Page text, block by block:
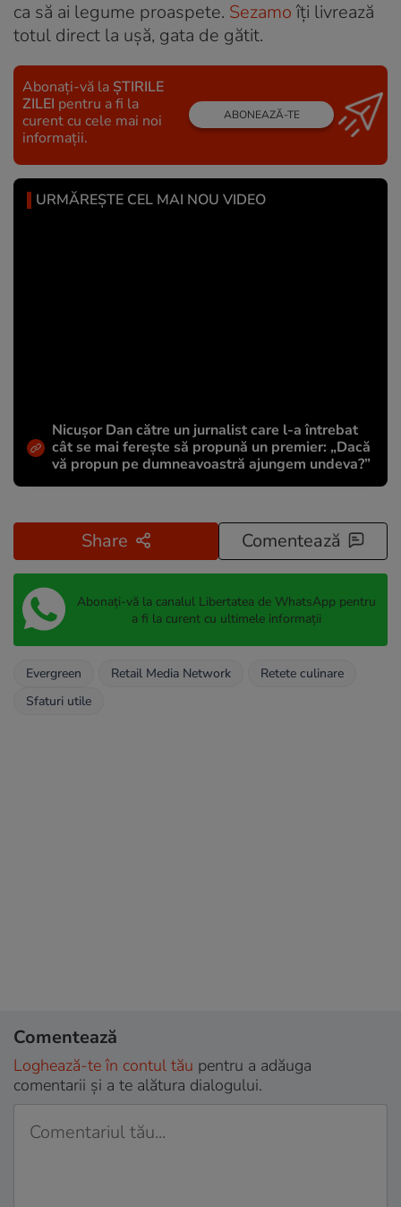
ca să ai legume proaspete. Sezamoîți livrează
totul direct la ușă, gata de gătit.
Abonați-vă la ȘTIRILE
ZILEI pentru a fi la
curent cu cele mai noi
informații.
ABONEAZĂ-TE
URMĂREȘTE CEL MAI NOU VIDEO
Nicușor Dan către un jurnalist care l-a întrebat
cât se mai ferește să propună un premier: „Dacă
vă propun pe dumneavoastră ajungem undeva?”
Share Comentează
Abonați-vă la canalul Libertatea de WhatsApp pentru
a fi la curent cu ultimele informații
Evergreen Retail Media Network
Retete culinare
Sfaturi utile
Comentează
Loghează-te în contul tău pentru a adăuga
comentarii și a te alătura dialogului.